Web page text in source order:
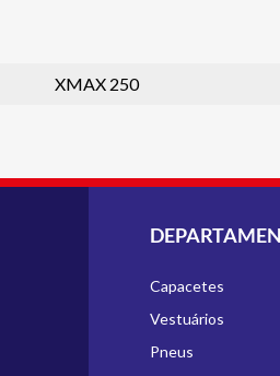
XMAX 250
Capacetes
Vestuários
Pneus